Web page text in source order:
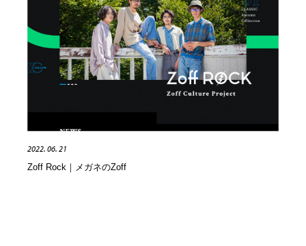
2022. 06. 21
Zoff Rock｜メガネのZoff